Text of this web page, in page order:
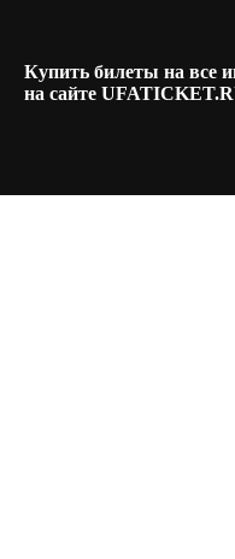
Купить билеты на все
на сайте